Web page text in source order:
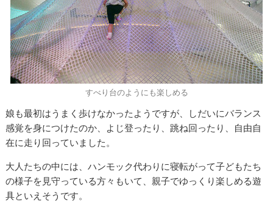
すべり台のようにも楽しめる
娘も最初はうまく歩けなかったようですが、しだいにバランス
感覚を身につけたのか、よじ登ったり、跳ね回ったり、自由自
在に走り回っていました。
大人たちの中には、ハンモック代わりに寝転がって子どもたち
の様子を見守っている方々もいて、親子でゆっくり楽しめる遊
具といえそうです。